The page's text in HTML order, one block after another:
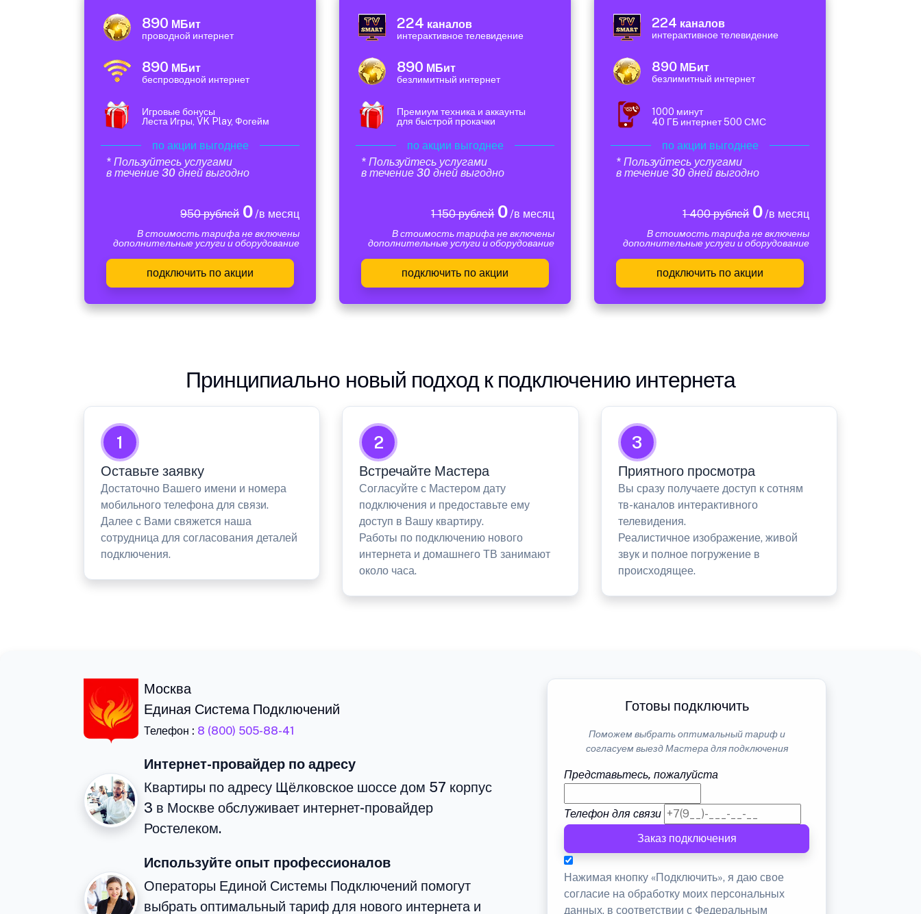
890 МБит
проводной интернет
890 МБит
беспроводной интернет
Игровые бонусы
Леста Игры, VK Play, Фогейм
по акции выгоднее
* Пользуйтесь услугами
в течение 30 дней выгодно
950 рублей0/в месяц
В стоимость тарифа не включены
дополнительные услуги и оборудование
подключить по акции
224 каналов
интерактивное телевидение
890 МБит
безлимитный интернет
Премиум техника и аккаунты
для быстрой прокачки
по акции выгоднее
* Пользуйтесь услугами
в течение 30 дней выгодно
1 150 рублей0/в месяц
В стоимость тарифа не включены
дополнительные услуги и оборудование
подключить по акции
224 каналов
интерактивное телевидение
890 МБит
безлимитный интернет
1000 минут
40 ГБ интернет 500 СМС
по акции выгоднее
* Пользуйтесь услугами
в течение 30 дней выгодно
1 400 рублей0/в месяц
В стоимость тарифа не включены
дополнительные услуги и оборудование
подключить по акции
Принципиально новый подход к подключению интернета
1
Оставьте заявку
Достаточно Вашего имени и номера
мобильного телефона для связи.
Далее с Вами свяжется наша
сотрудница для согласования деталей
подключения.
2
Встречайте Мастера
Согласуйте с Мастером дату
подключения и предоставьте ему
доступ в Вашу квартиру.
Работы по подключению нового
интернета и домашнего ТВ занимают
около часа.
3
Приятного просмотра
Вы сразу получаете доступ к сотням
тв-каналов интерактивного
телевидения.
Реалистичное изображение, живой
звук и полное погружение в
происходящее.
Москва
Единая Система Подключений
Телефон : 8 (800) 505-88-41
Интернет-провайдер по адресу
Квартиры по адресу Щёлковское шоссе дом 57 корпус
3 в Москве обслуживает интернет-провайдер
Ростелеком.
Используйте опыт профессионалов
Операторы Единой Системы Подключений помогут
выбрать оптимальный тариф для нового интернета и
Готовы подключить
Поможем выбрать оптимальный тариф и
согласуем выезд Мастера для подключения
Представьтесь, пожалуйста
Телефон для связи
Заказ подключения
Нажимая кнопку «Подключить», я даю свое
согласие на обработку моих персональных
данных, в соответствии с Федеральным